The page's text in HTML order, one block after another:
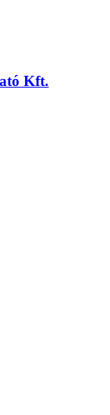
Kft.